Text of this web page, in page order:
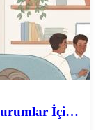
İçin